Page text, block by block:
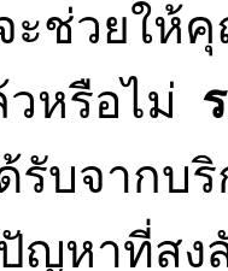
ะช่วยให้
หรือไม่
บจากบ
ญหาที่สง